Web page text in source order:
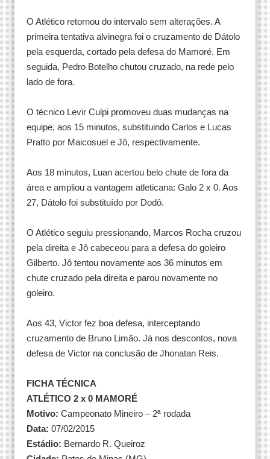
O Atlético retornou do intervalo sem alterações. A
primeira tentativa alvinegra foi o cruzamento de Dátolo
pela esquerda, cortado pela defesa do Mamoré. Em
seguida, Pedro Botelho chutou cruzado, na rede pelo
lado de fora.
O técnico Levir Culpi promoveu duas mudanças na
equipe, aos 15 minutos, substituindo Carlos e Lucas
Pratto por Maicosuel e Jô, respectivamente.
Aos 18 minutos, Luan acertou belo chute de fora da
área e ampliou a vantagem atleticana: Galo 2 x 0. Aos
27, Dátolo foi substituído por Dodô.
O Atlético seguiu pressionando, Marcos Rocha cruzou
pela direita e Jô cabeceou para a defesa do goleiro
Gilberto. Jô tentou novamente aos 36 minutos em
chute cruzado pela direita e parou novamente no
goleiro.
Aos 43, Victor fez boa defesa, interceptando
cruzamento de Bruno Limão. Já nos descontos, nova
defesa de Victor na conclusão de Jhonatan Reis.
FICHA TÉCNICA
ATLÉTICO 2 x 0 MAMORÉ
Motivo: Campeonato Mineiro – 2ª rodada
Data: 07/02/2015
Estádio: Bernardo R. Queiroz